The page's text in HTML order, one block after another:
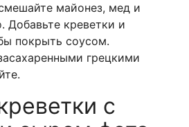
майонез, мед и
Добавьте креветки и
покрыть соусом.
грецкими
с